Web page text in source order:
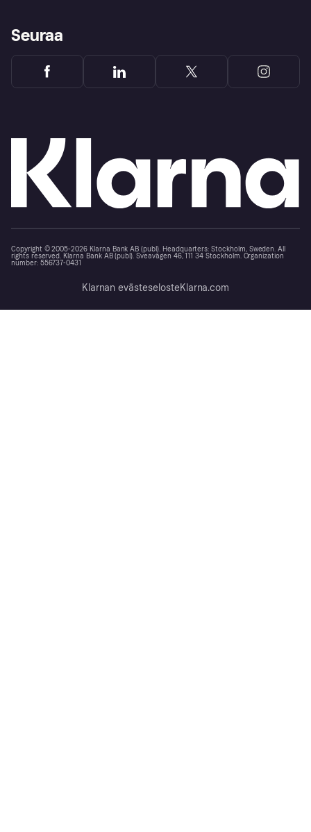
Seuraa
Copyright © 2005-2026 Klarna Bank AB (publ). Headquarters: Stockholm, Sweden. All
rights reserved. Klarna Bank AB (publ). Sveavägen 46, 111 34 Stockholm. Organization
number: 556737-0431
Klarnan evästeselosteKlarna.com